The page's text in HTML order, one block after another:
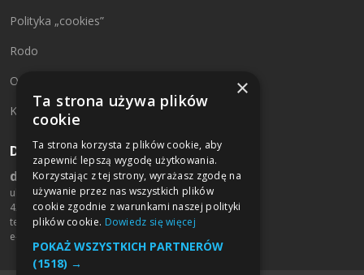
Polityka „cookies”
Rodo
O firmie
Kontakt
Dane kontaktowe:
drukarniamobart.pl
ul. św. Rocha 125/127
42-200 Częstochowa
tel. +48 790 709 459
e-mail:
×
Ta strona używa plików
cookie
Ta strona korzysta z plików cookie, aby
zapewnić lepszą wygodę użytkowania.
Korzystając z tej strony, wyrażasz zgodę na
używanie przez nas wszystkich plików
cookie zgodnie z warunkami naszej polityki
plików cookie. Dowiedz się więcej
POKAŻ WSZYSTKICH PARTNERÓW
(1518) →